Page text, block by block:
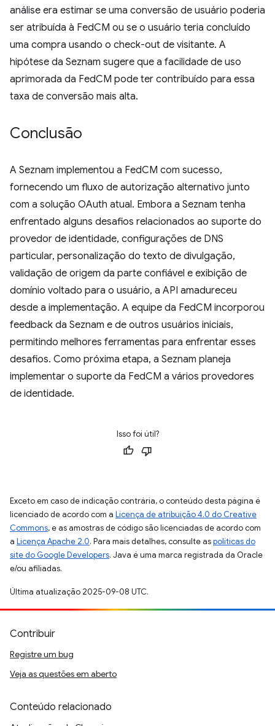
análise era estimar se uma conversão de usuário poderia
ser atribuída à FedCM ou se o usuário teria concluído
uma compra usando o check-out de visitante. A
hipótese da Seznam sugere que a facilidade de uso
aprimorada da FedCM pode ter contribuído para essa
taxa de conversão mais alta.
Conclusão
A Seznam implementou a FedCM com sucesso,
fornecendo um fluxo de autorização alternativo junto
com a solução OAuth atual. Embora a Seznam tenha
enfrentado alguns desafios relacionados ao suporte do
provedor de identidade, configurações de DNS
particular, personalização do texto de divulgação,
validação de origem da parte confiável e exibição de
domínio voltado para o usuário, a API amadureceu
desde a implementação. A equipe da FedCM incorporou
feedback da Seznam e de outros usuários iniciais,
permitindo melhores ferramentas para enfrentar esses
desafios. Como próxima etapa, a Seznam planeja
implementar o suporte da FedCM a vários provedores
de identidade.
Isso foi útil?
Exceto em caso de indicação contrária, o conteúdo desta página é
licenciado de acordo com a Licença de atribuição 4.0 do Creative
Commons, e as amostras de código são licenciadas de acordo com
a Licença Apache 2.0. Para mais detalhes, consulte aspolíticas do
site do Google Developers. Java é uma marca registrada da Oracle
e/ou afiliadas.
Última atualização 2025-09-08 UTC.
Contribuir
Registre um bug
Veja as questões em aberto
Conteúdo relacionado